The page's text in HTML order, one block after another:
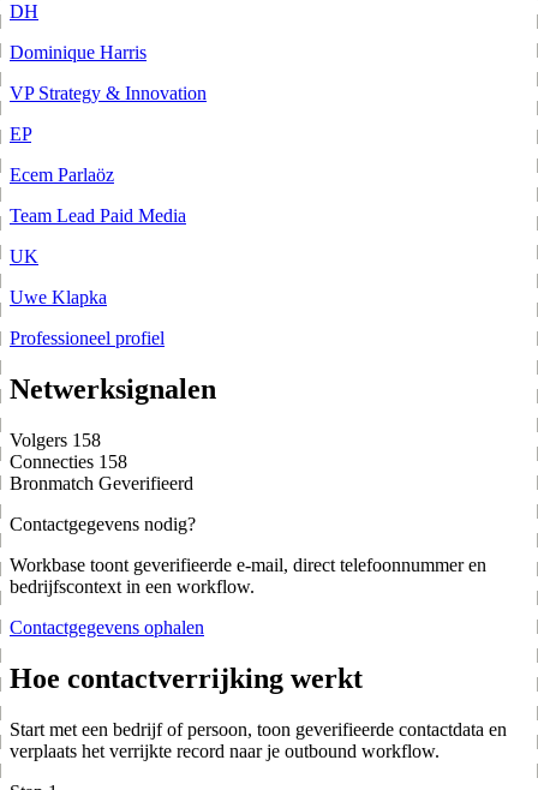
DH
Dominique Harris
VP Strategy & Innovation
EP
Ecem Parlaöz
Team Lead Paid Media
UK
Uwe Klapka
Professioneel profiel
Netwerksignalen
Volgers 158
Connecties 158
Bronmatch Geverifieerd
Contactgegevens nodig?
Workbase toont geverifieerde e-mail, direct telefoonnummer en
bedrijfscontext in een workflow.
Contactgegevens ophalen
Hoe contactverrijking werkt
Start met een bedrijf of persoon, toon geverifieerde contactdata en
verplaats het verrijkte record naar je outbound workflow.